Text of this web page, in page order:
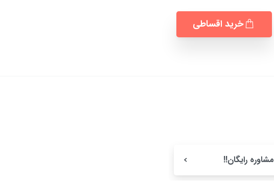
خرید اقساطی
مشاوره رایگان!!